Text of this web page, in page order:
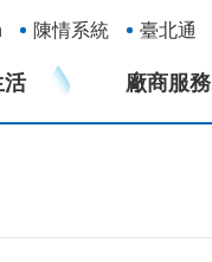
陳情系統 臺北通
活 廠商服務